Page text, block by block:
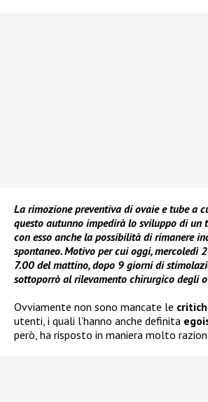
La rimozione preventiva di ovaie e tube a
questo autunno impedirà lo sviluppo di un
con esso anche la possibilità di rimanere
spontaneo. Motivo per cui oggi, mercoledì
7.00 del mattino, dopo 9 giorni di
sottoporrò al rilevamento chirurgico degli
Ovviamente non sono mancate le
utenti, i quali l’hanno anche definita
però, ha risposto in maniera molto